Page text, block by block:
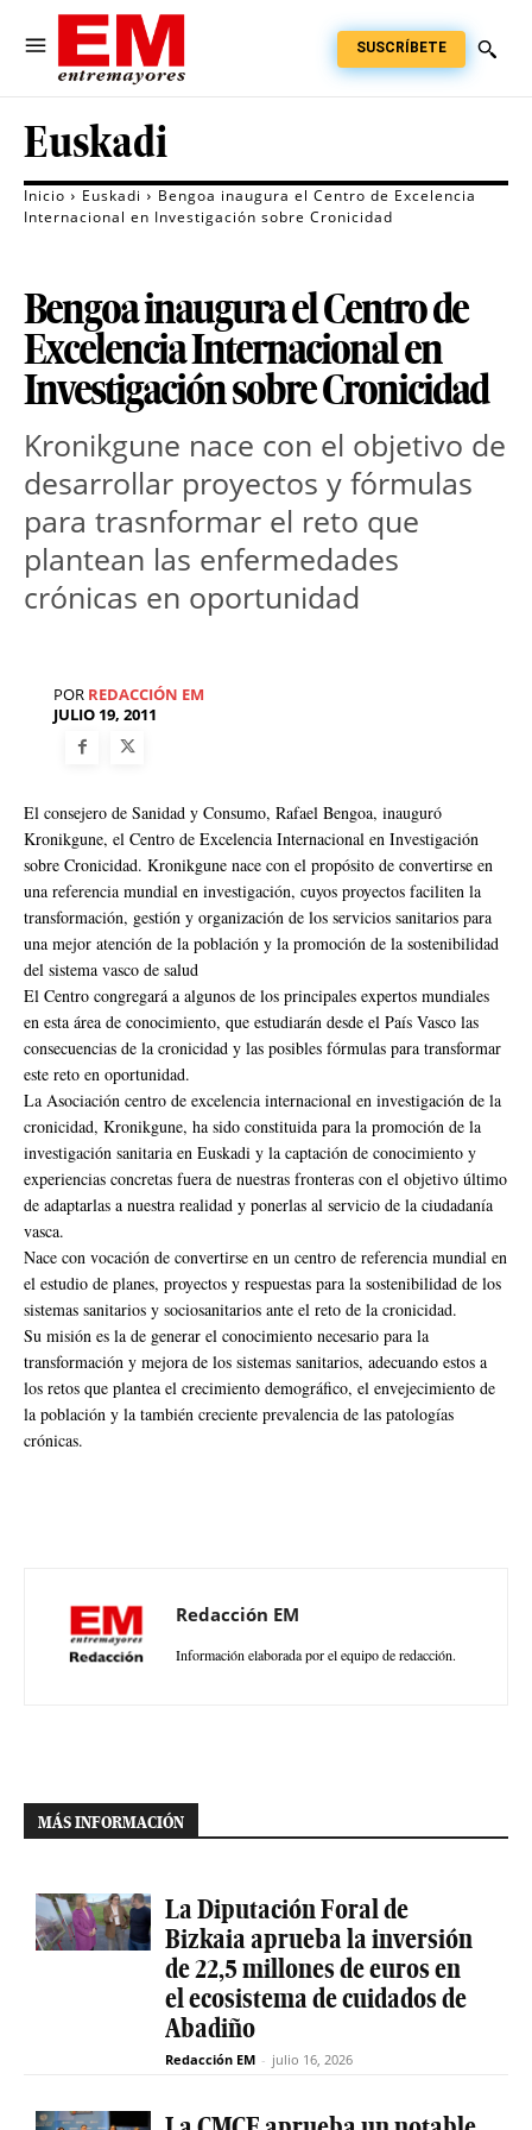
SUSCRÍBETE
Euskadi
Inicio Euskadi
Bengoa inaugura el Centro de Excelencia
Internacional en Investigación sobre Cronicidad
Bengoa inaugura el Centro de
Excelencia Internacional en
Investigación sobre Cronicidad
Kronikgune nace con el objetivo de
desarrollar proyectos y fórmulas
para trasnformar el reto que
plantean las enfermedades
crónicas en oportunidad
POR REDACCIÓN EM
JULIO 19, 2011
El consejero de Sanidad y Consumo, Rafael Bengoa, inauguró
Kronikgune, el Centro de Excelencia Internacional en Investigación
sobre Cronicidad. Kronikgune nace con el propósito de convertirse en
una referencia mundial en investigación, cuyos proyectos faciliten la
transformación, gestión y organización de los servicios sanitarios para
una mejor atención de la población y la promoción de la sostenibilidad
del sistema vasco de salud
El Centro congregará a algunos de los principales expertos mundiales
en esta área de conocimiento, que estudiarán desde el País Vasco las
consecuencias de la cronicidad y las posibles fórmulas para transformar
este reto en oportunidad.
La Asociación centro de excelencia internacional en investigación de la
cronicidad, Kronikgune, ha sido constituida para la promoción de la
investigación sanitaria en Euskadi y la captación de conocimiento y
experiencias concretas fuera de nuestras fronteras con el objetivo último
de adaptarlas a nuestra realidad y ponerlas al servicio de la ciudadanía
vasca.
Nace con vocación de convertirse en un centro de referencia mundial en
el estudio de planes, proyectos y respuestas para la sostenibilidad de los
sistemas sanitarios y sociosanitarios ante el reto de la cronicidad.
Su misión es la de generar el conocimiento necesario para la
transformación y mejora de los sistemas sanitarios, adecuando estos a
los retos que plantea el crecimiento demográfico, el envejecimiento de
la población y la también creciente prevalencia de las patologías
crónicas.
Redacción EM
Información elaborada por el equipo de redacción.
MÁS INFORMACIÓN
La Diputación Foral de
Bizkaia aprueba la inversión
de 22,5 millones de euros en
el ecosistema de cuidados de
Abadiño
Redacción EM - julio 16, 2026